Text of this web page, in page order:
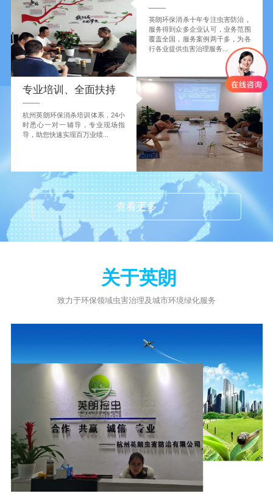
英朗环保消杀十年专注虫害防治，
服务得到众多企业认可，业务范围
覆盖全国，服务案例两千多，为各
行各业提供虫害治理服务...
专业培训、全面扶持
杭州英朗环保消杀培训体系，24小
时悉心一对一辅导，专业现场指
导，助您快速实现百万业绩...
查看更多
关于英朗
致力于环保领域虫害治理及城市环境绿化服务